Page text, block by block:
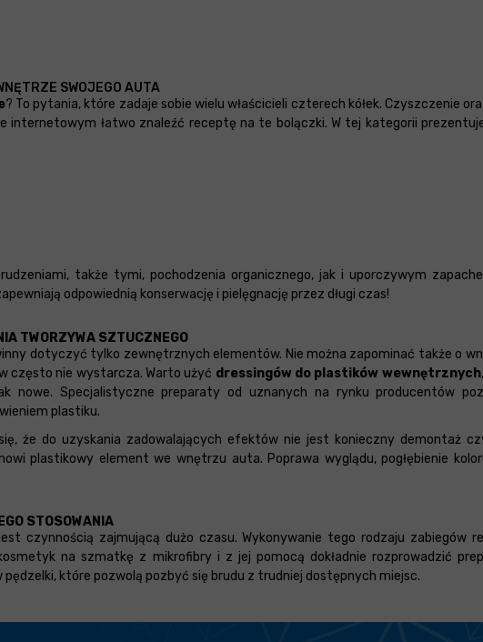
SWOJEGO AUTA
? To pytania, które zadaje sobie wielu właścicieli czterech kółek. Czyszczenie
internetowym łatwo znaleźć receptę na te bolączki. W tej kategorii
także tymi, pochodzenia organicznego, jak i uporczywym
odpowiednią konserwację i pielęgnację przez długi czas!
TWORZYWA SZTUCZNEGO
dotyczyć tylko zewnętrznych elementów. Nie można zapominać także o
często nie wystarcza. Warto użyć dressingów do plastików wewnętrznych
Specjalistyczne preparaty od uznanych na rynku producentów
plastiku.
że do uzyskania zadowalających efektów nie jest konieczny demontaż
plastikowy element we wnętrzu auta. Poprawa wyglądu, pogłębienie
STOSOWANIA
czynnością zajmującą dużo czasu. Wykonywanie tego rodzaju zabiegów
na szmatkę z mikrofibry i z jej pomocą dokładnie rozprowadzić
które pozwolą pozbyć się brudu z trudniej dostępnych miejsc.